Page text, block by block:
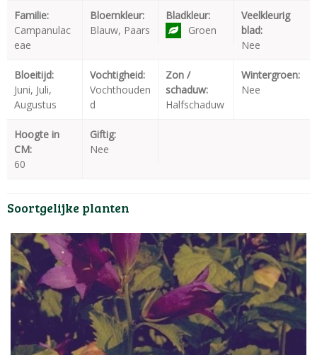
Familie:
Campanulac
eae
Bloemkleur:
Blauw, Paars
Bladkleur:
Groen
Veelkleurig
blad:
Nee
Bloeitijd:
Juni, Juli,
Augustus
Vochtigheid:
Vochthouden
d
Zon /
schaduw:
Halfschaduw
Wintergroen:
Nee
Hoogte in
CM:
60
Giftig:
Nee
Soortgelijke planten